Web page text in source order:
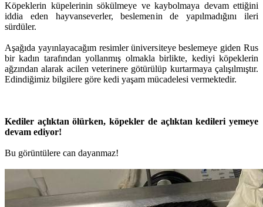
Köpeklerin küpelerinin sökülmeye ve kaybolmaya devam ettiğini
iddia eden hayvanseverler, beslemenin de yapılmadığını ileri
sürdüler.
Aşağıda yayınlayacağım resimler üniversiteye beslemeye giden Rus
bir kadın tarafından yollanmış olmakla birlikte, kediyi köpeklerin
ağzından alarak acilen veterinere götürülüp kurtarmaya çalışılmıştır.
Edindiğimiz bilgilere göre kedi yaşam mücadelesi vermektedir.
Kediler açlıktan ölürken, köpekler de açlıktan kedileri yemeye
devam ediyor!
Bu görüntülere can dayanmaz!